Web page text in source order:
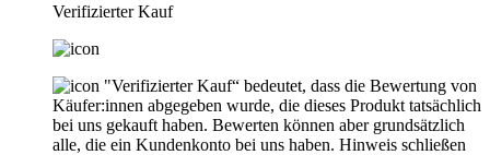
Verifizierter Kauf
"Verifizierter Kauf“ bedeutet, dass die Bewertung von
Käufer:innen abgegeben wurde, die dieses Produkt tatsächlich
bei uns gekauft haben. Bewerten können aber grundsätzlich
alle, die ein Kundenkonto bei uns haben. Hinweis schließen